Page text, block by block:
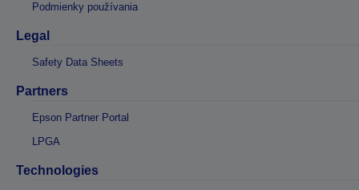
Podmienky používania
Legal
Safety Data Sheets
Partners
Epson Partner Portal
LPGA
Technologies